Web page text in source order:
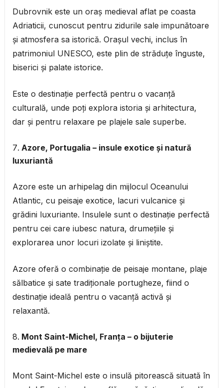
Dubrovnik este un oraș medieval aflat pe coasta
Adriaticii, cunoscut pentru zidurile sale impunătoare
și atmosfera sa istorică. Orașul vechi, inclus în
patrimoniul UNESCO, este plin de străduțe înguste,
biserici și palate istorice.
Este o destinație perfectă pentru o vacanță
culturală, unde poți explora istoria și arhitectura,
dar și pentru relaxare pe plajele sale superbe.
Azore, Portugalia – insule exotice și natură
luxuriantă
Azore este un arhipelag din mijlocul Oceanului
Atlantic, cu peisaje exotice, lacuri vulcanice și
grădini luxuriante. Insulele sunt o destinație perfectă
pentru cei care iubesc natura, drumețiile și
explorarea unor locuri izolate și liniștite.
Azore oferă o combinație de peisaje montane, plaje
sălbatice și sate tradiționale portugheze, fiind o
destinație ideală pentru o vacanță activă și
relaxantă.
Mont Saint-Michel, Franța – o bijuterie
medievală pe mare
Mont Saint-Michel este o insulă pitorească situată în